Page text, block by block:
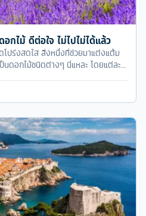
ไม้ ดีต่อใจ ไม่ไปไม่ได้แล้ว
ปร่งสดใส สิ่งหนึ่งที่ช่วยมาแต่งแต้ม
นดอกไม้ชนิดต่างๆ นี่แหละ โดยแต่ละ